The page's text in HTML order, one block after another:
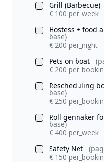
Grill (Barbecue)
€ 100 per_week
Hostess + food
base)
€ 200 per_night
Pets on boat
€ 200
Rescheduling
base)
€ 250
Roll gennaker
base)
€ 400 per_week
Safety Net
€ 150